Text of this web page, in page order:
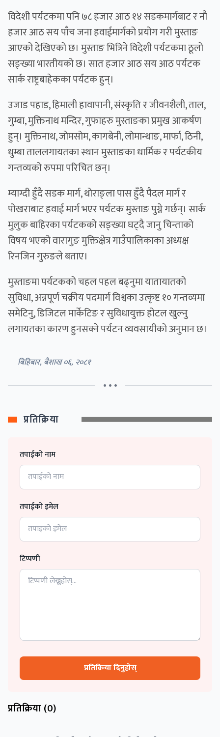
विदेशी पर्यटकमा पनि ७८ हजार आठ १४ सडकमार्गबाट र नौ
हजार आठ सय पाँच जना हवाईमार्गको प्रयोग गरी मुस्ताङ
आएको देखिएको छ। मुस्ताङ भित्रिने विदेशी पर्यटकमा ठूलो
सङ्ख्या भारतीयको छ। सात हजार आठ सय आठ पर्यटक
सार्क राष्ट्रबाहेकका पर्यटक हुन्।
उजाड पहाड, हिमाली हावापानी, संस्कृति र जीवनशैली, ताल,
गुम्बा, मुक्तिनाथ मन्दिर, गुफाहरु मुस्ताङका प्रमुख आकर्षण
हुन्। मुक्तिनाथ, जोमसोम, कागबेनी, लोमान्थाङ, मार्फा, ठिनी,
धुम्बा ताललगायतका स्थान मुस्ताङका धार्मिक र पर्यटकीय
गन्तव्यको रुपमा परिचित छन्।
म्याग्दी हुँदै सडक मार्ग, थोराङ्ला पास हुँदै पैदल मार्ग र
पोखराबाट हवाई मार्ग भएर पर्यटक मुस्ताङ पुग्ने गर्छन्। सार्क
मुलुक बाहिरका पर्यटकको सङ्ख्या घट्दै जानु चिन्ताको
विषय भएको वारागुङ मुक्तिक्षेत्र गाउँपालिकाका अध्यक्ष
रिनजिन गुरुङले बताए।
मुस्ताङमा पर्यटकको चहल पहल बढ्नुमा यातायातको
सुविधा, अन्नपूर्ण चक्रीय पदमार्ग विश्वका उत्कृष्ट १० गन्तव्यमा
समेटिनु, डिजिटल मार्केटिङ र सुविधायुक्त होटल खुल्नु
लगायतका कारण हुनसक्ने पर्यटन व्यवसायीको अनुमान छ।
बिहिबार, बैशाख ०६, २०८१
• • •
प्रतिक्रिया
तपाईको नाम
तपाईको इमेल
टिप्पणी
प्रतिक्रिया दिनुहोस्
प्रतिक्रिया (0)